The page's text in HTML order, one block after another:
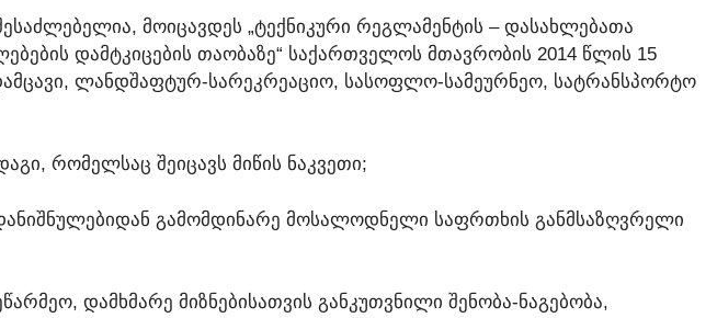
ᲛᲝᲘᲪᲐᲕᲓᲔᲡ „ᲢᲔᲥᲜᲘᲙᲣᲠᲘ ᲠᲔᲒᲚᲐᲛᲔᲜᲢᲘᲡ – ᲓᲐᲡᲐᲮᲚᲔᲑᲐᲗᲐ
ᲓᲐᲛᲢᲙᲘᲪᲔᲑᲘᲡ ᲗᲐᲝᲑᲐᲖᲔ“ ᲡᲐᲥᲐᲠᲗᲕᲔᲚᲝᲡ ᲛᲗᲐᲕᲠᲝᲑᲘᲡ 2014 ᲬᲚᲘᲡ 15
ᲚᲐᲜᲓᲨᲐᲤᲢᲣᲠ-ᲡᲐᲠᲔᲙᲠᲔᲐᲪᲘᲝ, ᲡᲐᲡᲝᲤᲚᲝ-ᲡᲐᲛᲔᲣᲠᲜᲔᲝ, ᲡᲐᲢᲠᲐᲜᲡᲞᲝᲠᲢᲝ
ᲠᲝᲛᲔᲚᲡᲐᲪ ᲨᲔᲘᲪᲐᲕᲡ ᲛᲘᲬᲘᲡ ᲜᲐᲙᲕᲔᲗᲘ;
ᲓᲐᲜᲘᲨᲜᲣᲚᲔᲑᲘᲓᲐᲜ ᲒᲐᲛᲝᲛᲓᲘᲜᲐᲠᲔ ᲛᲝᲡᲐᲚᲝᲓᲜᲔᲚᲘ ᲡᲐᲤᲠᲗᲮᲘᲡ ᲒᲐᲜᲛᲡᲐᲖᲦᲕᲠᲔᲚᲘ
ᲓᲐᲛᲮᲛᲐᲠᲔ ᲛᲘᲖᲜᲔᲑᲘᲡᲐᲗᲕᲘᲡ ᲒᲐᲜᲙᲣᲗᲕᲜᲘᲚᲘ ᲨᲔᲜᲝᲑᲐ-ᲜᲐᲒᲔᲑᲝᲑᲐ,